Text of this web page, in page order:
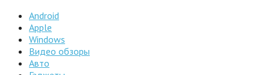
Android
Apple
Windows
Видео обзоры
Авто